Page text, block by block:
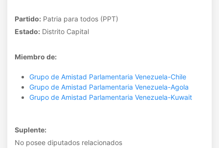
Partido: Patria para todos (PPT)
Estado: Distrito Capital
Miembro de:
Grupo de Amistad Parlamentaria Venezuela-Chile
Grupo de Amistad Parlamentaria Venezuela-Agola
Grupo de Amistad Parlamentaria Venezuela-Kuwait
Suplente:
No posee diputados relacionados